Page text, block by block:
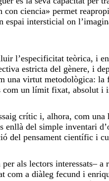
ciencia» permet
espai intersticial on
l’especificitat teòrica, i
estricta del gènere, i
una virtut metodològica: la
com un límit fixat, absolut i
crític i, alhora, com
enllà del simple inventari
del pensament científic i
als lectors interessats– a
com a diàleg fecund i